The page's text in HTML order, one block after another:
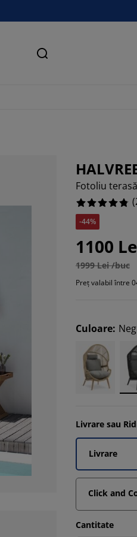
Căutare
Fotoliu
(
-44%
1100
1999 Lei /buc
Preț valabil între
Culoare:
Livrare sau
Livrare
Click and
Cantitate
95.45454545454545%